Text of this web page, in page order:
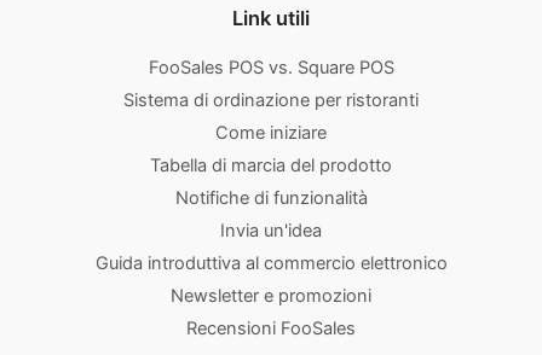
Link utili
FooSales POS vs. Square POS
Sistema di ordinazione per ristoranti
Come iniziare
Tabella di marcia del prodotto
Notifiche di funzionalità
Invia un'idea
Guida introduttiva al commercio elettronico
Newsletter e promozioni
Recensioni FooSales